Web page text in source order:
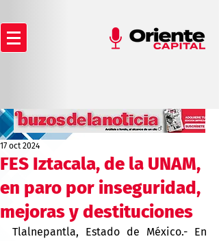
FES Iztacala, de la UNAM,
en paro por inseguridad,
mejoras y destituciones
17 oct 2024
Tlalnepantla, Estado de México.- En